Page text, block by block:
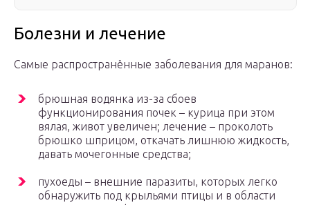
Болезни и лечение
Самые распространённые заболевания для маранов:
брюшная водянка из-за сбоев
функционирования почек – курица при этом
вялая, живот увеличен; лечение – проколоть
брюшко шприцом, откачать лишнюю жидкость,
давать мочегонные средства;
пухоеды – внешние паразиты, которых легко
обнаружить под крыльями птицы и в области